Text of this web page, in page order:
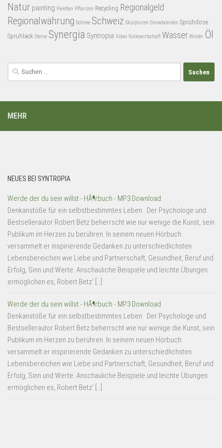
Natur painting Paletten Pflanzen Recycling Regionalgeld
Regionalwährung Schnee Schweiz Skulpturen Snowboarden Sprühdose
Sprühlack Steine Synergia Syntropia Video Volkswirtschaft Wasser Winter Öl
Suchen
nach:
MEHR
NEUES BEI SYNTROPIA
Werde der du sein willst - HÃ¶rbuch - MP3 Download
Denkanstöße für ein selbstbestimmtes Leben Der Psychologe und
Bestsellerautor Robert Betz beherrscht wie nur wenige die Kunst, sein
Publikum im Herzen zu berühren. In seinem neuen Hörbuch
versammelt er inspirierende Gedanken zu unterschiedlichsten
Lebensbereichen wie Liebe und Partnerschaft, Gesundheit, Beruf und
Erfolg, Sinn und Werte. Anschauliche Beispiele und leichte Übungen
ermöglichen es, Robert Betz' […]
Werde der du sein willst - HÃ¶rbuch - MP3 Download
Denkanstöße für ein selbstbestimmtes Leben Der Psychologe und
Bestsellerautor Robert Betz beherrscht wie nur wenige die Kunst, sein
Publikum im Herzen zu berühren. In seinem neuen Hörbuch
versammelt er inspirierende Gedanken zu unterschiedlichsten
Lebensbereichen wie Liebe und Partnerschaft, Gesundheit, Beruf und
Erfolg, Sinn und Werte. Anschauliche Beispiele und leichte Übungen
ermöglichen es, Robert Betz' […]